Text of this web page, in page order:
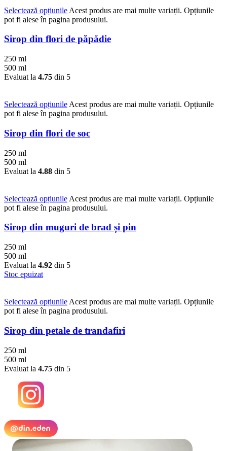
Selectează opțiunile Acest produs are mai multe variații. Opțiunile
pot fi alese în pagina produsului.
Sirop din flori de păpădie
250 ml
500 ml
Evaluat la 4.75 din 5
Selectează opțiunile Acest produs are mai multe variații. Opțiunile
pot fi alese în pagina produsului.
Sirop din flori de soc
250 ml
500 ml
Evaluat la 4.88 din 5
Selectează opțiunile Acest produs are mai multe variații. Opțiunile
pot fi alese în pagina produsului.
Sirop din muguri de brad și pin
250 ml
500 ml
Evaluat la 4.92 din 5
Stoc epuizat
Selectează opțiunile Acest produs are mai multe variații. Opțiunile
pot fi alese în pagina produsului.
Sirop din petale de trandafiri
250 ml
500 ml
Evaluat la 4.75 din 5